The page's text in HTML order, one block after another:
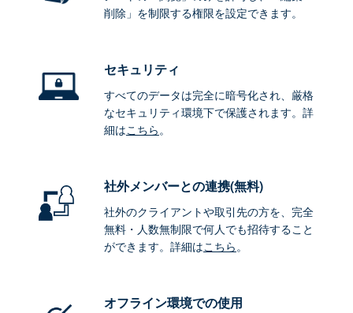
削除」を制限する権限を設定できます。
セキュリティ
すべてのデータは完全に暗号化され、厳格
なセキュリティ環境下で保護されます。詳
細はこちら。
社外メンバーとの連携(無料)
社外のクライアントや取引先の方を、完全
無料・人数無制限で何人でも招待すること
ができます。詳細はこちら。
オフライン環境での使用